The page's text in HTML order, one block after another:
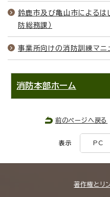
鈴鹿市及び亀山市によるは
防総務課）
事業所向けの消防訓練マニュ
消防本部ホーム
前のページへ戻る
表示 PC
著作権とリ